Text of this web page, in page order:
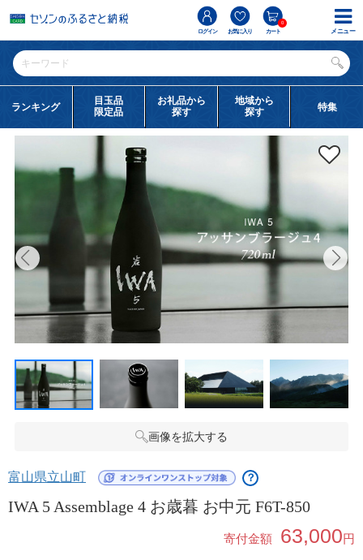
ログイン お気に入り カート
0
ランキング
目玉品
限定品
お礼品から
探す
地域から
探す
特集
画像を拡大する
富山県立山町 ？
IWA 5 Assemblage 4 お歳暮 お中元 F6T-850
寄付金額 63,000円
メニュー